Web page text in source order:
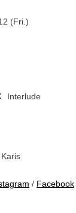
(Fri.)
Interlude
/ Facebook